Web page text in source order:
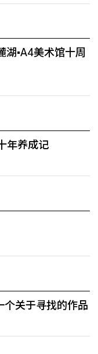
湖•A4美术馆十周
年养成记
关于寻找的作品